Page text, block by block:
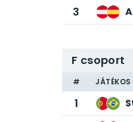
3
F csoport
# JÁTÉKOS
1